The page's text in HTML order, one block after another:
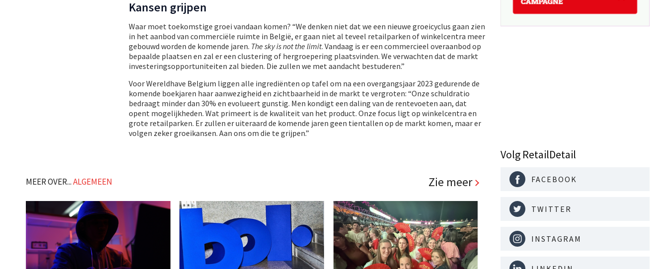
Kansen grijpen
Waar moet toekomstige groei vandaan komen? “We denken niet dat we een nieuwe groeicyclus gaan zien
in het aanbod van commerciële ruimte in België, er gaan niet al teveel retailparken of winkelcentra meer
gebouwd worden de komende jaren. The sky is not the limit. Vandaag is er een commercieel overaanbod op
bepaalde plaatsen en zal er een clustering of hergroepering plaatsvinden. We verwachten dat de markt
investeringsopportuniteiten zal bieden. Die zullen we met aandacht bestuderen.”
Voor Wereldhave Belgium liggen alle ingrediënten op tafel om na een overgangsjaar 2023 gedurende de
komende boekjaren haar aanwezigheid en zichtbaarheid in de markt te vergroten: “Onze schuldratio
bedraagt minder dan 30% en evolueert gunstig. Men kondigt een daling van de rentevoeten aan, dat
opent mogelijkheden. Wat primeert is de kwaliteit van het product. Onze focus ligt op winkelcentra en
grote retailparken. Er zullen er uiteraard de komende jaren geen tientallen op de markt komen, maar er
volgen zeker groeikansen. Aan ons om die te grijpen.”
MEER OVER...ALGEMEEN Zie meer
Volg RetailDetail
FACEBOOK
TWITTER
INSTAGRAM